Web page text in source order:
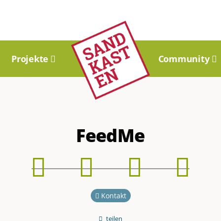
Projekte Community
FeedMe
Phase
Phase
Phase
3
Phase
Kontakt
teilen